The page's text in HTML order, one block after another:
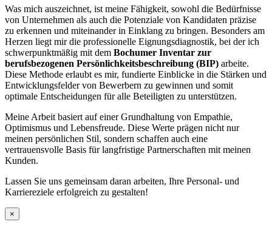
Was mich auszeichnet, ist meine Fähigkeit, sowohl die Bedürfnisse
von Unternehmen als auch die Potenziale von Kandidaten präzise
zu erkennen und miteinander in Einklang zu bringen. Besonders am
Herzen liegt mir die professionelle Eignungsdiagnostik, bei der ich
schwerpunktmäßig mit dem Bochumer Inventar zur
berufsbezogenen Persönlichkeitsbeschreibung (BIP) arbeite.
Diese Methode erlaubt es mir, fundierte Einblicke in die Stärken und
Entwicklungsfelder von Bewerbern zu gewinnen und somit
optimale Entscheidungen für alle Beteiligten zu unterstützen.
Meine Arbeit basiert auf einer Grundhaltung von Empathie,
Optimismus und Lebensfreude. Diese Werte prägen nicht nur
meinen persönlichen Stil, sondern schaffen auch eine
vertrauensvolle Basis für langfristige Partnerschaften mit meinen
Kunden.
Lassen Sie uns gemeinsam daran arbeiten, Ihre Personal- und
Karriereziele erfolgreich zu gestalten!
×